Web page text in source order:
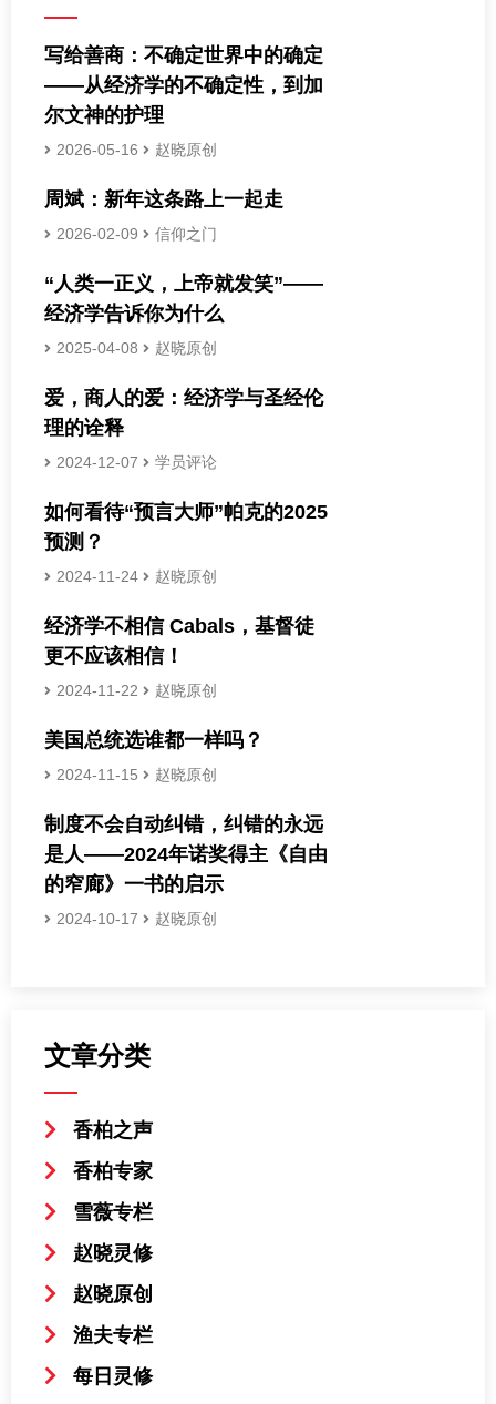
写给善商：不确定世界中的确定
——从经济学的不确定性，到加
尔文神的护理
2026-05-16 赵晓原创
周斌：新年这条路上一起走
2026-02-09 信仰之门
“人类一正义，上帝就发笑”——
经济学告诉你为什么
2025-04-08 赵晓原创
爱，商人的爱：经济学与圣经伦
理的诠释
2024-12-07 学员评论
如何看待“预言大师”帕克的2025
预测？
2024-11-24 赵晓原创
经济学不相信 Cabals，基督徒
更不应该相信！
2024-11-22 赵晓原创
美国总统选谁都一样吗？
2024-11-15 赵晓原创
制度不会自动纠错，纠错的永远
是人——2024年诺奖得主《自由
的窄廊》一书的启示
2024-10-17 赵晓原创
文章分类
香柏之声
香柏专家
雪薇专栏
赵晓灵修
赵晓原创
渔夫专栏
每日灵修